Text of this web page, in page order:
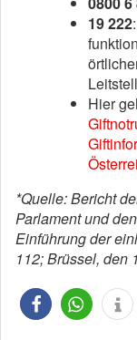
19 222
Hier
*Quelle: Bericht
Parlament und
Einführung der
112; Brüssel, den